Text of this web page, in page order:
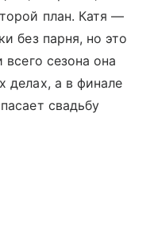
план. Катя —
без парня, но это
сезона она
делах, а в финале
свадьбу